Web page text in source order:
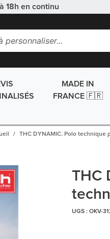
18h en continu
MADE IN
FRANCE 🇫🇷
THC DYNAMIC. Polo technique
THC
UGS : OKV-